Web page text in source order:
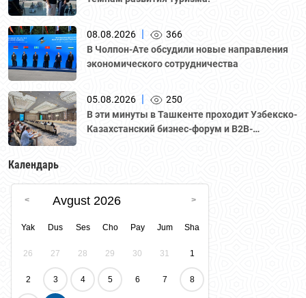
08.08.2026 |
366
В Чолпон-Ате обсудили новые направления
экономического сотрудничества
05.08.2026 |
250
В эти минуты в Ташкенте проходит Узбекско-
Казахстанский бизнес-форум и B2B-
Календарь
Avgust 2026
Yak Dus Ses Cho Pay Jum Sha
26 27 28 29 30 31 1
2 3 4 5 6 7 8